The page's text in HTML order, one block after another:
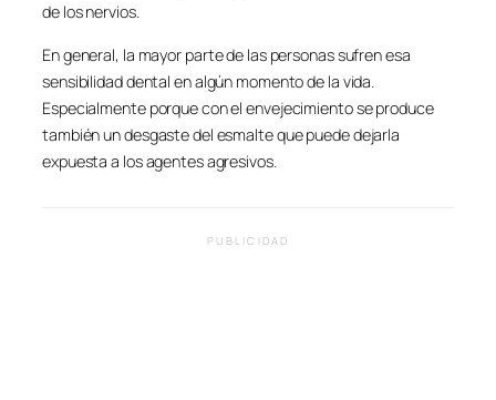
de los nervios.
En general, la mayor parte de las personas sufren esa
sensibilidad dental en algún momento de la vida.
Especialmente porque con el envejecimiento se produce
también un desgaste del esmalte que puede dejarla
expuesta a los agentes agresivos.
PUBLICIDAD